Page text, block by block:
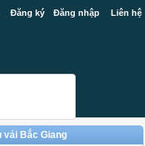
Đăng ký Đăng nhập Liên hệ
Bắc Giang